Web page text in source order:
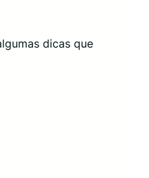
dicas que